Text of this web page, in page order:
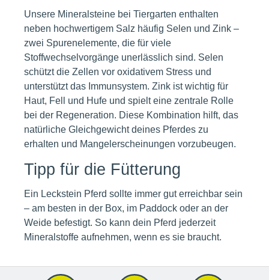
Unsere Mineralsteine bei Tiergarten enthalten
neben hochwertigem Salz häufig Selen und Zink –
zwei Spurenelemente, die für viele
Stoffwechselvorgänge unerlässlich sind. Selen
schützt die Zellen vor oxidativem Stress und
unterstützt das Immunsystem. Zink ist wichtig für
Haut, Fell und Hufe und spielt eine zentrale Rolle
bei der Regeneration. Diese Kombination hilft, das
natürliche Gleichgewicht deines Pferdes zu
erhalten und Mangelerscheinungen vorzubeugen.
Tipp für die Fütterung
Ein Leckstein Pferd sollte immer gut erreichbar sein
– am besten in der Box, im Paddock oder an der
Weide befestigt. So kann dein Pferd jederzeit
Mineralstoffe aufnehmen, wenn es sie braucht.